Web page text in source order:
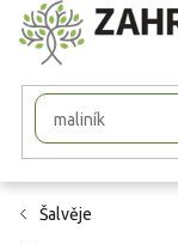
Přejít
na
obsah
Šalvěje